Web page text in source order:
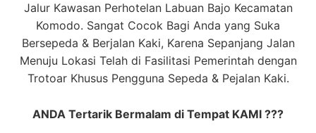
Jalur Kawasan Perhotelan Labuan Bajo Kecamatan
Komodo. Sangat Cocok Bagi Anda yang Suka
Bersepeda & Berjalan Kaki, Karena Sepanjang Jalan
Menuju Lokasi Telah di Fasilitasi Pemerintah dengan
Trotoar Khusus Pengguna Sepeda & Pejalan Kaki.
ANDA Tertarik Bermalam di Tempat KAMI ???